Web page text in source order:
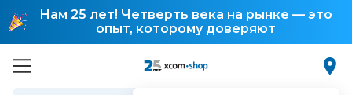
Нам 25 лет! Четверть века на рынке — это
опыт, которому доверяют